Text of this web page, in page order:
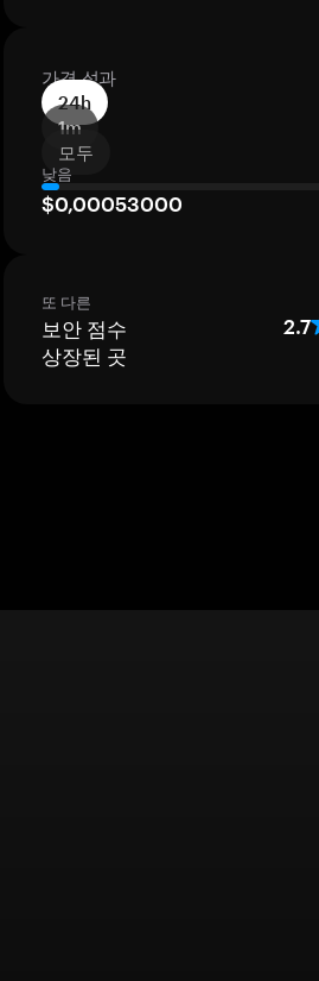
가격 성과
24h
1m
모두
낮음
$0,00053000
또 다른
보안 점수 2.7
상장된 곳